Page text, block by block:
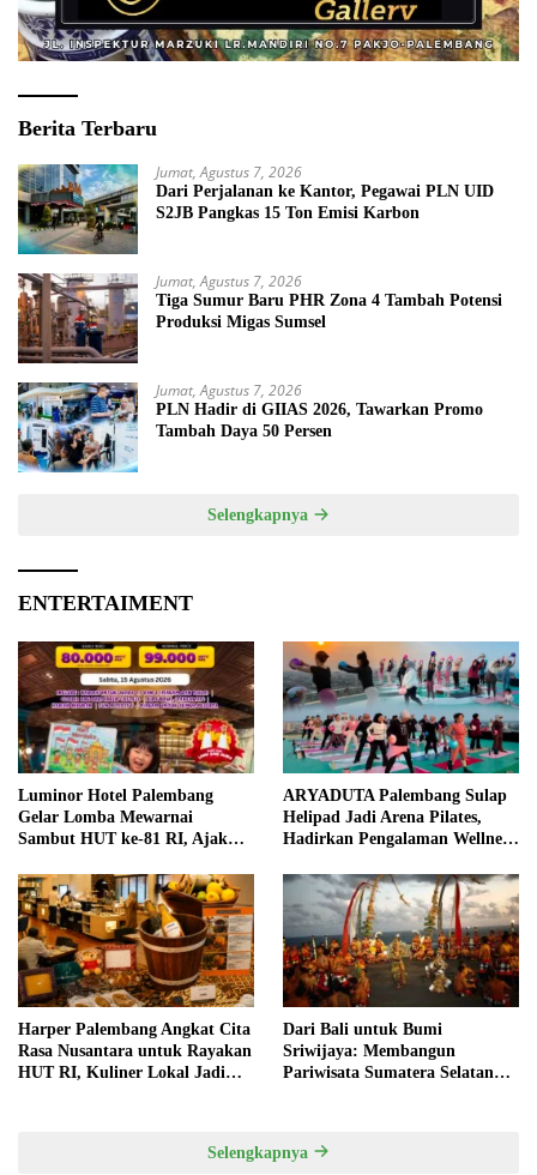
Berita Terbaru
Jumat, Agustus 7, 2026
Dari Perjalanan ke Kantor, Pegawai PLN UID
S2JB Pangkas 15 Ton Emisi Karbon
Jumat, Agustus 7, 2026
Tiga Sumur Baru PHR Zona 4 Tambah Potensi
Produksi Migas Sumsel
Jumat, Agustus 7, 2026
PLN Hadir di GIIAS 2026, Tawarkan Promo
Tambah Daya 50 Persen
Selengkapnya
ENTERTAIMENT
Luminor Hotel Palembang
Gelar Lomba Mewarnai
Sambut HUT ke-81 RI, Ajak
ARYADUTA Palembang Sulap
Helipad Jadi Arena Pilates,
Hadirkan Pengalaman Wellness
Harper Palembang Angkat Cita
Rasa Nusantara untuk Rayakan
HUT RI, Kuliner Lokal Jadi
Dari Bali untuk Bumi
Sriwijaya: Membangun
Pariwisata Sumatera Selatan
Selengkapnya